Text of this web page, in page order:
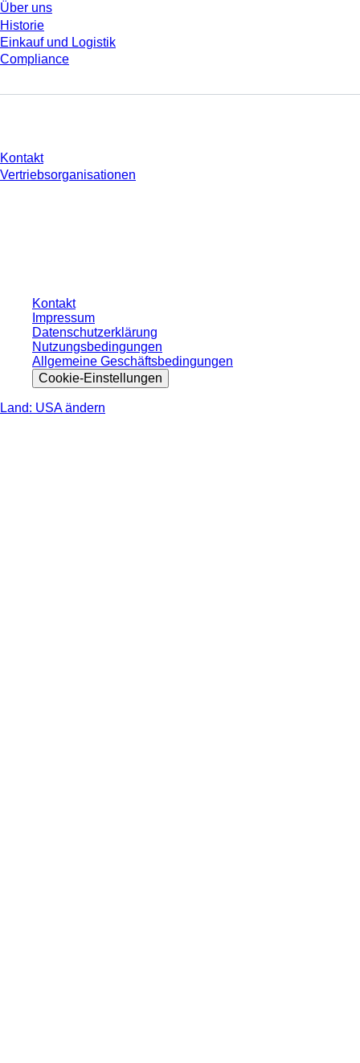
Über uns
Historie
Einkauf und Logistik
Compliance
Kontakt
Vertriebsorganisationen
Kontakt
Impressum
Datenschutzerklärung
Nutzungsbedingungen
Allgemeine Geschäftsbedingungen
Cookie-Einstellungen
Land: USA ändern